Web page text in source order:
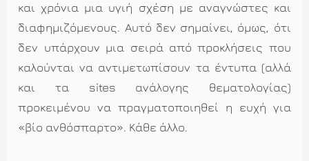
και χρόνια μια υγιή σχέση με αναγνώστες και
διαφημιζόμενους. Αυτό δεν σημαίνει, όμως, ότι
δεν υπάρχουν μια σειρά από προκλήσεις που
καλούνται να αντιμετωπίσουν τα έντυπα (αλλά
και τα sites ανάλογης θεματολογίας)
προκειμένου να πραγματοποιηθεί η ευχή για
«βίο ανθόσπαρτο». Κάθε άλλο.